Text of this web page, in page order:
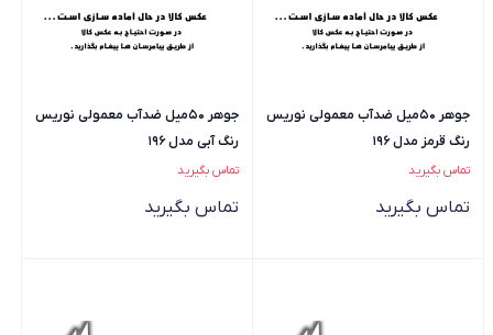
جوهر 50میل ضدآب معمولی نوریس
رنگ قرمز مدل 196
تماس بگیرید
تماس بگیرید
جوهر 50میل ضدآب معمولی نوریس
رنگ آبی مدل 196
تماس بگیرید
تماس بگیرید